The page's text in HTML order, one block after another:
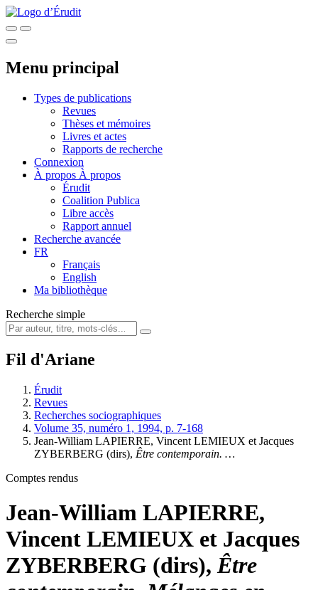
Menu principal
Types de publications
Revues
Thèses et mémoires
Livres et actes
Rapports de recherche
Connexion
À propos À propos
Érudit
Coalition Publica
Libre accès
Rapport annuel
Recherche avancée
FR
Français
English
Ma bibliothèque
Recherche simple
Fil d'Ariane
Érudit
Revues
Recherches sociographiques
Volume 35, numéro 1, 1994, p. 7-168
Jean-William LAPIERRE, Vincent LEMIEUX et Jacques
ZYBERBERG (dirs), Être contemporain. …
Comptes rendus
Jean-William LAPIERRE,
Vincent LEMIEUX et Jacques
ZYBERBERG (dirs), Être